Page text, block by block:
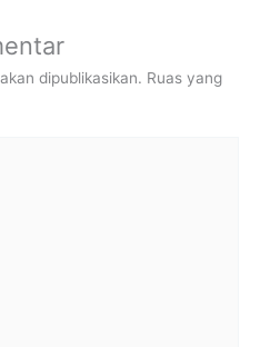
dipublikasikan. Ruas yang